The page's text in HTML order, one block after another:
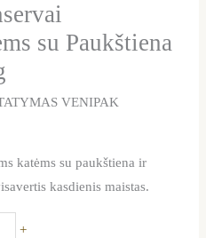
su Paukštiena
VENIPAK
katėms su paukštiena ir
kasdienis maistas.
+